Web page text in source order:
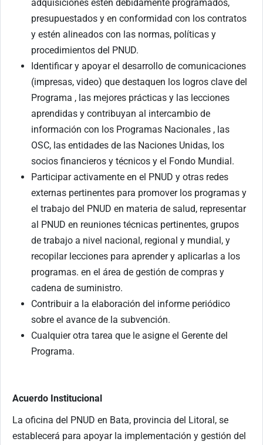
adquisiciones estén debidamente programados,
presupuestados y en conformidad con los contratos
y estén alineados con las normas, políticas y
procedimientos del PNUD.
Identificar y apoyar el desarrollo de comunicaciones
(impresas, video) que destaquen los logros clave del
Programa , las mejores prácticas y las lecciones
aprendidas y contribuyan al intercambio de
información con los Programas Nacionales , las
OSC, las entidades de las Naciones Unidas, los
socios financieros y técnicos y el Fondo Mundial.
Participar activamente en el PNUD y otras redes
externas pertinentes para promover los programas y
el trabajo del PNUD en materia de salud, representar
al PNUD en reuniones técnicas pertinentes, grupos
de trabajo a nivel nacional, regional y mundial, y
recopilar lecciones para aprender y aplicarlas a los
programas. en el área de gestión de compras y
cadena de suministro.
Contribuir a la elaboración del informe periódico
sobre el avance de la subvención.
Cualquier otra tarea que le asigne el Gerente del
Programa.
Acuerdo Institucional
La oficina del PNUD en Bata, provincia del Litoral, se
establecerá para apoyar la implementación y gestión del